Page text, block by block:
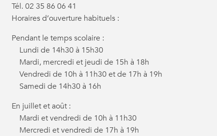
Tél. 02 35 86 06 41
Horaires d’ouverture habituels :
Pendant le temps scolaire :
Lundi de 14h30 à 15h30
Mardi, mercredi et jeudi de 15h à 18h
Vendredi de 10h à 11h30 et de 17h à 19h
Samedi de 14h30 à 16h
En juillet et août :
Mardi et vendredi de 10h à 11h30
Mercredi et vendredi de 17h à 19h